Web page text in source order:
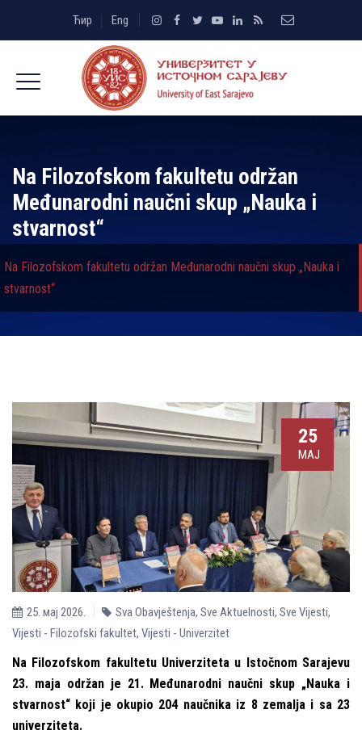
Ћир Eng
Na Filozofskom fakultetu održan
Međunarodni naučni skup „Nauka i
stvarnost“
Na Filozofskom fakultetu održan Međunarodni naučni skup „Nauka i
stvarnost“
25
МАЈ
25. мај 2026. Sva Obavještenja, Sve Aktuelnosti, Sve Vijesti,
Vijesti - Filozofski fakultet, Vijesti - Univerzitet
Na Filozofskom fakultetu Univerziteta u Istočnom Sarajevu
23. maja održan je 21. Međunarodni naučni skup „Nauka i
stvarnost“ koji je okupio 204 naučnika iz 8 zemalja i sa 23
univerziteta.